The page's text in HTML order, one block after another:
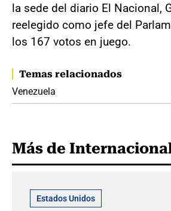
la sede del diario El Nacional,
reelegido como jefe del
los 167 votos en juego.
Temas relacionados
Venezuela
Más de
Estados Unidos